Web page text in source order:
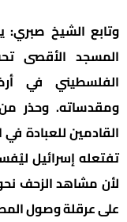
وتابع الشيخ صبري:
المسجد الأقصى
الفلسطيني في
ومقدساته. وحذر من
القادمين للعبادة
تفتعله إسرائيل
لأن مشاهد الزحف
على عرقلة وصول